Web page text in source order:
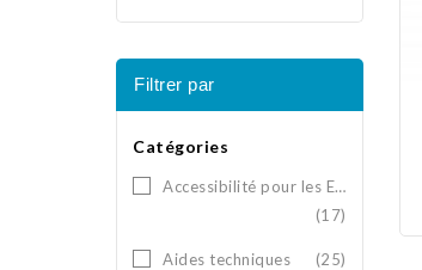
Filtrer par
Catégories
Accessibilité pour les ERP
(17)
Aides techniques (25)